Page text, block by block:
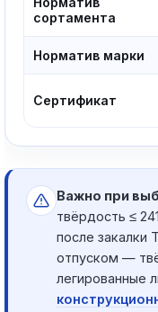
сортамента
Норматив марки
Сертификат
Важно при
твёрдость ≤
после закалки
отпуском —
легированные